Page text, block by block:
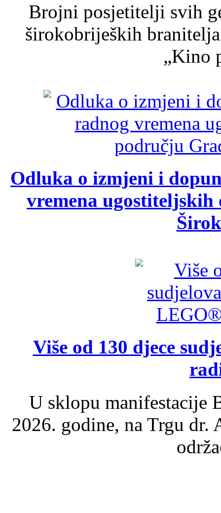
Brojni posjetitelji svih
širokobrijeških
„Kino
Odluka o izmjeni i
vremena
Više od 130 djece
U sklopu manifestacije
2026. godine, na Trgu dr.